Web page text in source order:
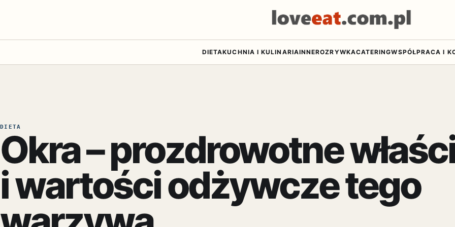
DIETAKUCHNIA I KULINARIAINNEROZRYWKACATERINGWSPÓŁPRACA I
DIETA
Okra – prozdrowotne
i wartości odżywcze tego